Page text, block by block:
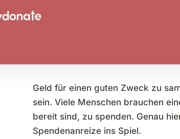
Geld für einen guten Zweck zu
sein. Viele Menschen brauchen
bereit sind, zu spenden. Genau
Spendenanreize ins Spiel.